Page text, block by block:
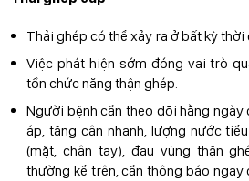
Thải ghép có thể xảy ra ở bất kỳ thời
Việc phát hiện sớm đóng vai trò
tồn chức năng thận ghép.
Người bệnh cần theo dõi hằng ngày
áp, tăng cân nhanh, lượng nước
(mặt, chân tay), đau vùng thận
thường kể trên, cần thông báo ngay